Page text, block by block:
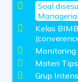
Soal
Kelas
Monitoring
Materi
Grup